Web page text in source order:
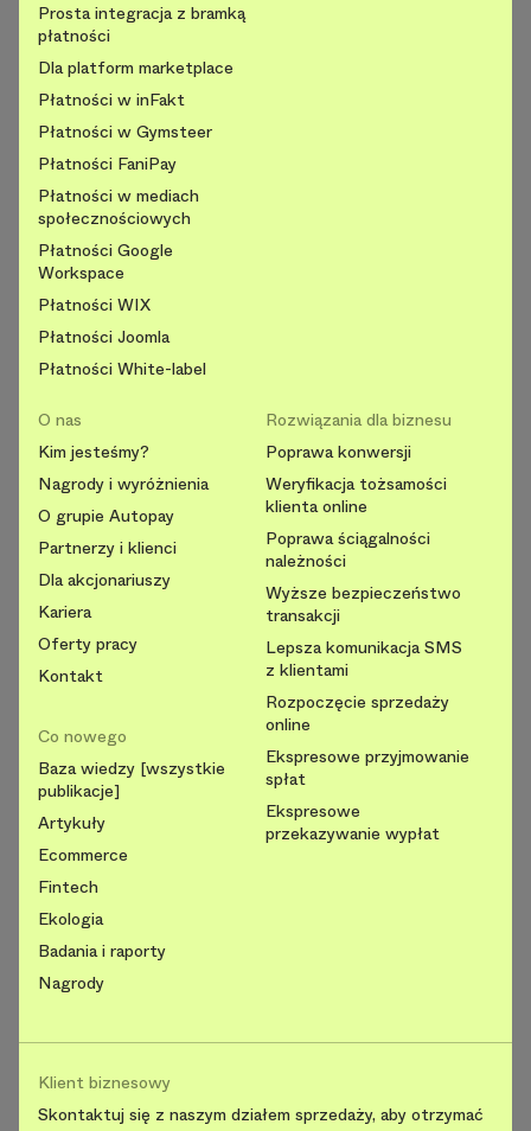
Prosta integracja z bramką
płatności
Dla platform marketplace
Płatności w inFakt
Płatności w Gymsteer
Płatności FaniPay
Płatności w mediach
społecznościowych
Płatności Google
Workspace
Płatności WIX
Płatności Joomla
Płatności White-label
O nas
Kim jesteśmy?
Nagrody i wyróżnienia
O grupie Autopay
Partnerzy i klienci
Dla akcjonariuszy
Kariera
Oferty pracy
Kontakt
Co nowego
Baza wiedzy [wszystkie
publikacje]
Artykuły
Ecommerce
Fintech
Ekologia
Badania i raporty
Nagrody
Rozwiązania dla biznesu
Poprawa konwersji
Weryfikacja tożsamości
klienta online
Poprawa ściągalności
należności
Wyższe bezpieczeństwo
transakcji
Lepsza komunikacja SMS
z klientami
Rozpoczęcie sprzedaży
online
Ekspresowe przyjmowanie
spłat
Ekspresowe
przekazywanie wypłat
Klient biznesowy
Skontaktuj się z naszym działem sprzedaży, aby otrzymać